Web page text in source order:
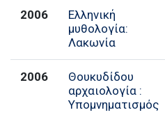
2006
Ελληνική
μυθολογία:
Λακωνία
2006
Θουκυδίδου
αρχαιολογία :
Υπομνηματισμός